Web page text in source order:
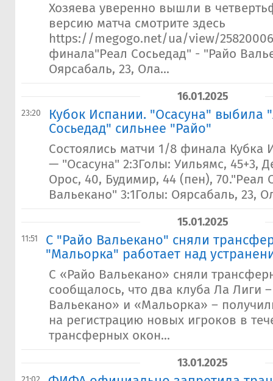
Хозяева уверенно вышли в
версию матча смотрите здесь
https://megogo.net/ua/view/
финала"Реал Сосьедад" - "Райо
Оярсабаль, 23, Ола...
16.01.2025
23:20
Кубок Испании. "Осасуна" выбила
Сосьедад" сильнее "Райо"
Состоялись матчи 1/8 финала Кубка
— "Осасуна" 2:3Голы: Уильямс, 45+3,
Орос, 40, Будимир, 44 (пен), 70."Реал
Вальекано" 3:1Голы: Оярсабаль, 23,
15.01.2025
11:51
С "Райо Вальекано" сняли
"Мальорка" работает над
С «Райо Вальекано» сняли
сообщалось, что два клуба Ла Лиги
Вальекано» и «Мальорка» –
на регистрацию новых игроков в
трансферных окон...
13.01.2025